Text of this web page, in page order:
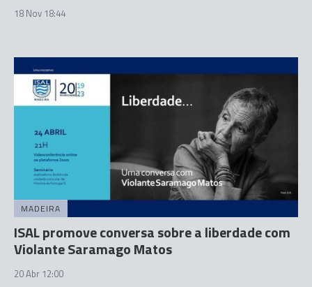
18 Nov 18:44
MADEIRA
ISAL promove conversa sobre a liberdade com
Violante Saramago Matos
20 Abr 12:00